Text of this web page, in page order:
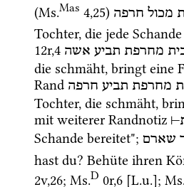
(Ms.Mas 4,25) מכול חרפה
Tochter, die jede
12r,4 מחרפת תביע אשה
die schmäht, bringt eine
Rand
ת מחרפת תביע חרפה
Tochter, die schmäht,
mit weiterer Randnotiz ⊣
Schande bereitet"; שארם
hast du? Behüte ihren
2v,26; Ms.D 0r,6 [L.u.]; Ms.